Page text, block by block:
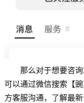
那么对于想要咨询
可以通过微信搜索【
方客服沟通，了解最